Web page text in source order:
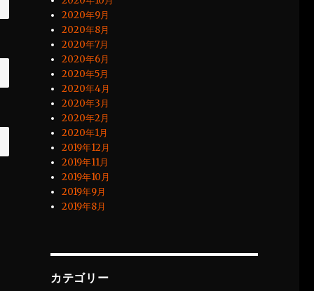
2020年9月
2020年8月
2020年7月
2020年6月
2020年5月
2020年4月
2020年3月
2020年2月
2020年1月
2019年12月
2019年11月
2019年10月
2019年9月
2019年8月
カテゴリー